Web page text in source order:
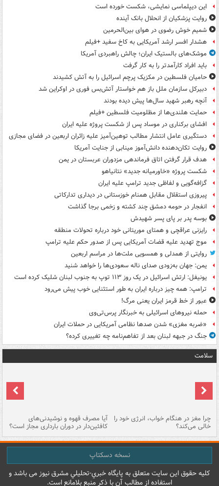
این دیپلماسی نمایشی، شکست خورده است
روایت پزشکیان از انحلال بانک آینده
شمیم خوش رضوی در هوای بین‌الحرمین
هشدار افسر ارشد آمریکایی به کاخ سفید +فیلم
موشک‌های بالستیک ایران؛ چالش راهبردی آمریکا
باید افراد کارآمدتر را به کار گرفت
حامیان فلسطین در مکزیک پرچم اسرائیل را به آتش کشیدند
دبیرکل سازمان ملل باز هم خواستار آتش‌بس فوری در اوکراین شد
آنچه رهبر شهید سال‌ها پیش دیده بودند
حمایت هلندی‌ها از مظلومیت فلسطین +فیلم
افشای برکناری در موساد پس از شکست پروژه علیه ایران
دستگیری عامل انتشار مطالب توهین‌آمیز علیه زائران اربعین در فضای مجازی
روایت تکان‌دهنده دانش‌آموز مینابی از جنایت آمریکا
هدف قرار گرفتن اتاق‌ فرماندهی مزدوران عربستان در یمن
شکست پروژه «خاورمیانه جدید» نتانیاهو
گزافه‌گویی و لفاظی جدید ترامپ علیه ایران
پیروزی استقلال مقابل همنام خوزستانی در دیداری تدارکاتی
انفجار در حومه دمشق چند کشته و زخمی برجا گذاشت
بوسه‌ پدر بر پای پسر شهیدش
رایزنی عراقچی و همتای موریتانی خود درباره تحولات منطقه
موج تهدید علیه قضات آمریکایی پس از صدور حکم علیه ترامپ
روایتی از همدلی و همسویی ملت‌ها در مراسم اربعین
یمن: جهان به‌زودی صدای ناله سعودی‌ها را خواهد شنید
یونیفل: ارتش اسرائیل در یک روز ۱۱۳ توپ به جنوب لبنان شلیک کرده است
ترامپ: همه چیز درباره ایران به طور استثنایی خوب پیش می‌رود
عبور از خط قرمز ایران یعنی مرگ!
حمله نیروهای اسرائیلی به خبرنگار پرس‌تی‌وی
«ضربه مغزی» شدن صدها نظامی آمریکایی در حملات ایران
جنگ در جبهه لبنان بعد از تفاهم‌نامه چه تغییری کرده؟
سلامت
چرا مغز در هنگام خواب، انرژی خود را
خالی می‌کند؟
آیا مصرف قهوه و نوشیدنی‌های
کافئین‌دار در دوران بارداری مجاز است؟
نسخه دسکتاپ
کليه حقوق اين سايت متعلق به پایگاه خبري-تحليلي مشرق نيوز می باشد و
استفاده از مطالب آن با ذکر منبع بلامانع است.